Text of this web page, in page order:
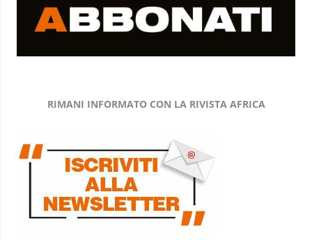
RIMANI INFORMATO CON LA RIVISTA AFRICA